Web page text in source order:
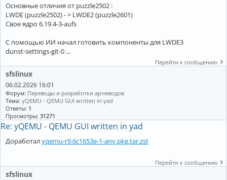
Основные отличия от puzzle2502 :
LWDE (puzzle2502) - > LWDE2 (puzzle2601)
Свое ядро 6.19.4-3-aufs
С помощью ИИ начал готовить компоненты для LWDE3
dunst-settings-git-0 ...
Перейти к сообщению
sfslinux
06.02.2026 16:01
Форум: Переводы и разработки арчеводов
Тема: yQEMU - QEMU GUI written in yad
Ответы: 1
Просмотры: 31271
Re: yQEMU - QEMU GUI written in yad
Доработалyqemu-r9.6c1653e-1-any.pkg.tar.zst
Перейти к сообщению
sfslinux